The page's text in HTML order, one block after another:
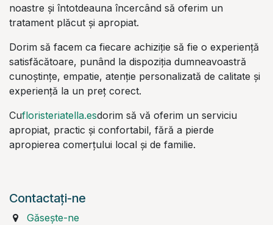
noastre și întotdeauna încercând să oferim un
tratament plăcut și apropiat.
Dorim să facem ca fiecare achiziție să fie o experiență
satisfăcătoare, punând la dispoziția dumneavoastră
cunoștințe, empatie, atenție personalizată de calitate și
experiență la un preț corect.
Cufloristeriatella.esdorim să vă oferim un serviciu
apropiat, practic și confortabil, fără a pierde
apropierea comerțului local și de familie.
Contactați-ne
Găsește-ne